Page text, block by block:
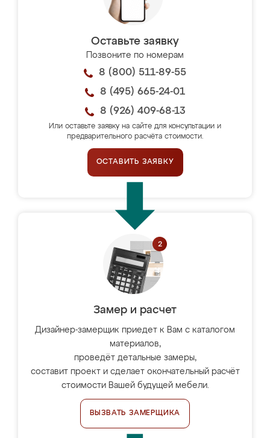
Оставьте заявку
Позвоните по номерам
8 (800) 511-89-55
8 (495) 665-24-01
8 (926) 409-68-13
Или оставьте заявку на сайте для консультации и
предварительного расчёта стоимости.
ОСТАВИТЬ ЗАЯВКУ
Замер и расчет
Дизайнер-замерщик приедет к Вам с каталогом
материалов,
проведёт детальные замеры,
составит проект и сделает окончательный расчёт
стоимости Вашей будущей мебели.
ВЫЗВАТЬ ЗАМЕРЩИКА